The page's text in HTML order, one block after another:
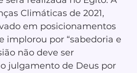
Climáticas de 2021,
em posicionamentos
implorou por “sabedoria e
não deve ser
julgamento de Deus por